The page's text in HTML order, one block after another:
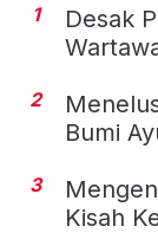
1
Desak
2
Bumi
3
Kisah